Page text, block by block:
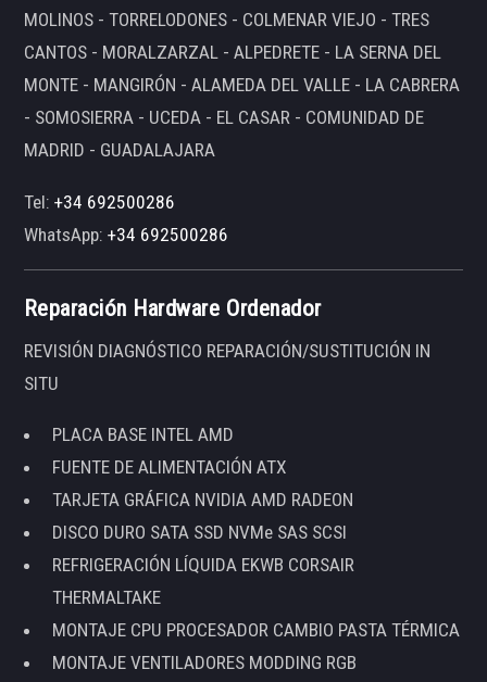
MOLINOS - TORRELODONES - COLMENAR VIEJO - TRES
CANTOS - MORALZARZAL - ALPEDRETE - LA SERNA DEL
MONTE - MANGIRÓN - ALAMEDA DEL VALLE - LA CABRERA
- SOMOSIERRA - UCEDA - EL CASAR - COMUNIDAD DE
MADRID - GUADALAJARA
Tel:+34 692500286
WhatsApp:+34 692500286
Reparación Hardware Ordenador
REVISIÓN DIAGNÓSTICO REPARACIÓN/SUSTITUCIÓN IN
SITU
PLACA BASE INTEL AMD
FUENTE DE ALIMENTACIÓN ATX
TARJETA GRÁFICA NVIDIA AMD RADEON
DISCO DURO SATA SSD NVMe SAS SCSI
REFRIGERACIÓN LÍQUIDA EKWB CORSAIR
THERMALTAKE
MONTAJE CPU PROCESADOR CAMBIO PASTA TÉRMICA
MONTAJE VENTILADORES MODDING RGB